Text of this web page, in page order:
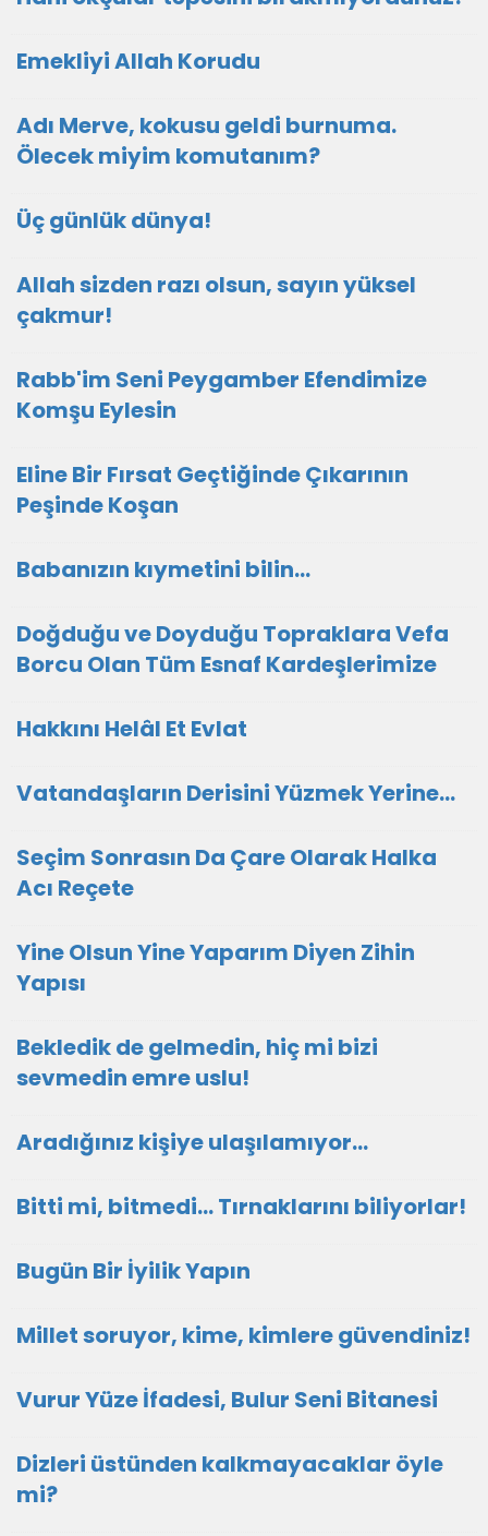
Emekliyi Allah Korudu
Adı Merve, kokusu geldi burnuma.
Ölecek miyim komutanım?
Üç günlük dünya!
Allah sizden razı olsun, sayın yüksel
çakmur!
Rabb'im Seni Peygamber Efendimize
Komşu Eylesin
Eline Bir Fırsat Geçtiğinde Çıkarının
Peşinde Koşan
Babanızın kıymetini bilin...
Doğduğu ve Doyduğu Topraklara Vefa
Borcu Olan Tüm Esnaf Kardeşlerimize
Hakkını Helâl Et Evlat
Vatandaşların Derisini Yüzmek Yerine…
Seçim Sonrasın Da Çare Olarak Halka
Acı Reçete
Yine Olsun Yine Yaparım Diyen Zihin
Yapısı
Bekledik de gelmedin, hiç mi bizi
sevmedin emre uslu!
Aradığınız kişiye ulaşılamıyor...
Bitti mi, bitmedi... Tırnaklarını biliyorlar!
Bugün Bir İyilik Yapın
Millet soruyor, kime, kimlere güvendiniz!
Vurur Yüze İfadesi, Bulur Seni Bitanesi
Dizleri üstünden kalkmayacaklar öyle
mi?